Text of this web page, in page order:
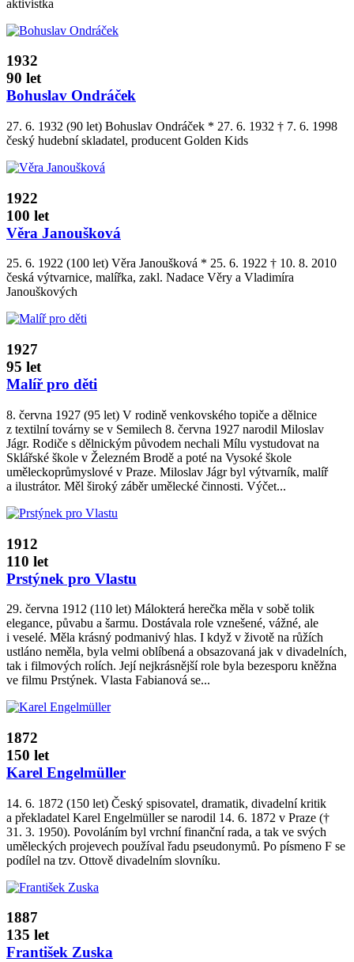
aktivistka
1932
90 let
Bohuslav Ondráček
27. 6. 1932 (90 let) Bohuslav Ondráček * 27. 6. 1932 † 7. 6. 1998
český hudební skladatel, producent Golden Kids
1922
100 let
Věra Janoušková
25. 6. 1922 (100 let) Věra Janoušková * 25. 6. 1922 † 10. 8. 2010
česká výtvarnice, malířka, zakl. Nadace Věry a Vladimíra
Janouškových
1927
95 let
Malíř pro děti
8. června 1927 (95 let) V rodině venkovského topiče a dělnice
z textilní továrny se v Semilech 8. června 1927 narodil Miloslav
Jágr. Rodiče s dělnickým původem nechali Mílu vystudovat na
Sklářské škole v Železném Brodě a poté na Vysoké škole
uměleckoprůmyslové v Praze. Miloslav Jágr byl výtvarník, malíř
a ilustrátor. Měl široký záběr umělecké činnosti. Výčet...
1912
110 let
Prstýnek pro Vlastu
29. června 1912 (110 let) Málokterá herečka měla v sobě tolik
elegance, půvabu a šarmu. Dostávala role vznešené, vážné, ale
i veselé. Měla krásný podmanivý hlas. I když v životě na růžích
ustláno neměla, byla velmi oblíbená a obsazovaná jak v divadelních,
tak i filmových rolích. Její nejkrásnější role byla bezesporu kněžna
ve filmu Prstýnek. Vlasta Fabianová se...
1872
150 let
Karel Engelmüller
14. 6. 1872 (150 let) Český spisovatel, dramatik, divadelní kritik
a překladatel Karel Engelmüller se narodil 14. 6. 1872 v Praze (†
31. 3. 1950). Povoláním byl vrchní finanční rada, a tak ve svých
uměleckých projevech používal řadu pseudonymů. Po písmeno F se
podílel na tzv. Ottově divadelním slovníku.
1887
135 let
František Zuska